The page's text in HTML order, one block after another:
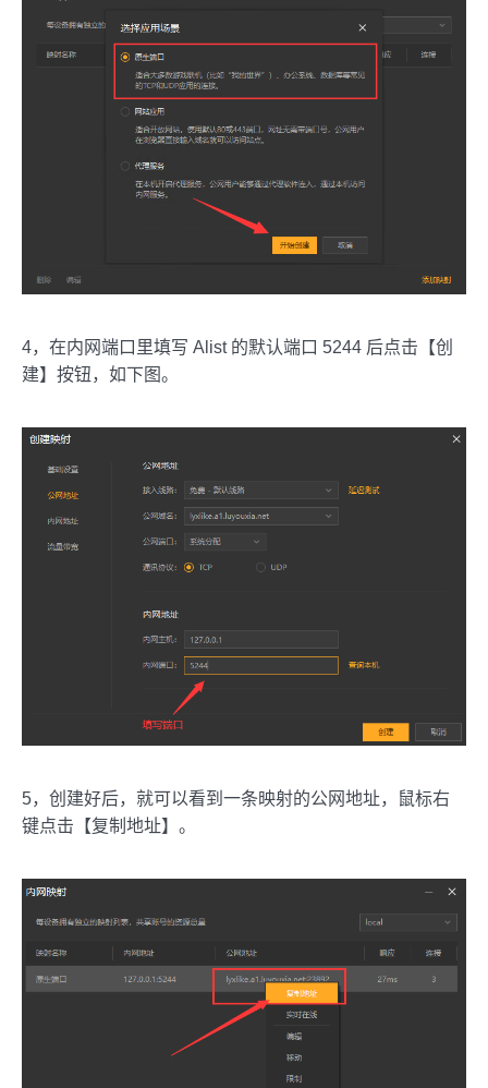
4，在内网端口里填写 Alist 的默认端口 5244 后点击【创
建】按钮，如下图。
5，创建好后，就可以看到一条映射的公网地址，鼠标右
键点击【复制地址】。